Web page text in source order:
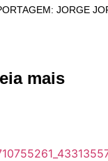
JORGE
mais